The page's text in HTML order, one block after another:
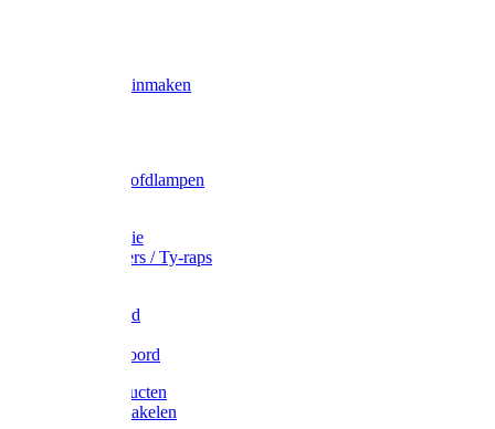
Wecken & inmaken
Zak- & Hoofdlampen
Tape en folie
Kabelbinders / Ty-raps
Metselkoord
Elastisch koord
Afdekproducten
Heffen en takelen